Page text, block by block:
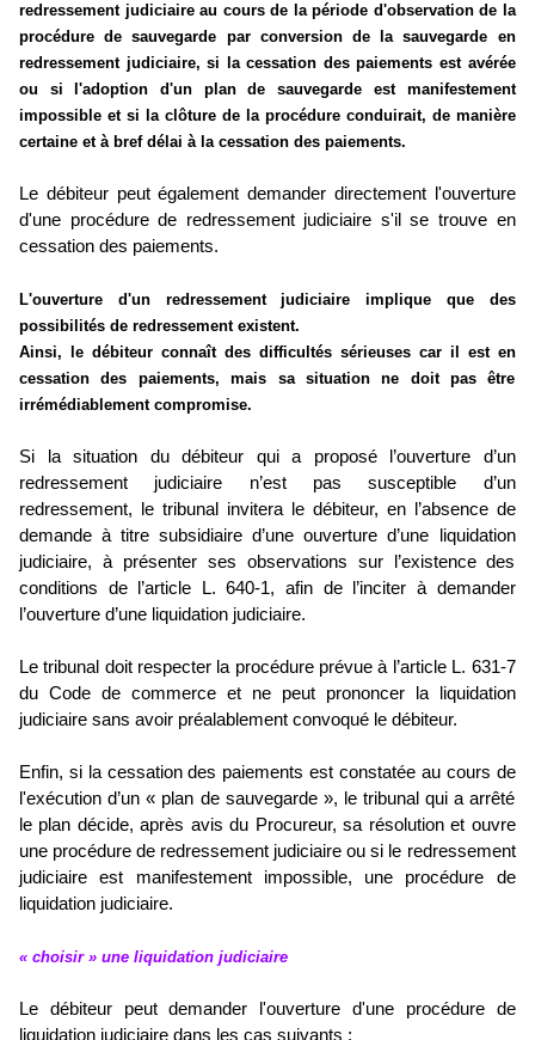
redressement judiciaire au cours de la période d'observation de la
procédure de sauvegarde par conversion de la sauvegarde en
redressement judiciaire, si la cessation des paiements est avérée
ou si l'adoption d'un plan de sauvegarde est manifestement
impossible et si la clôture de la procédure conduirait, de manière
certaine et à bref délai à la cessation des paiements.
Le débiteur peut également demander directement l'ouverture
d'une procédure de redressement judiciaire s'il se trouve en
cessation des paiements.
L'ouverture d'un redressement judiciaire implique que des
possibilités de redressement existent.
Ainsi, le débiteur connaît des difficultés sérieuses car il est en
cessation des paiements, mais sa situation ne doit pas être
irrémédiablement compromise.
Si la situation du débiteur qui a proposé l’ouverture d’un
redressement judiciaire n’est pas susceptible d’un
redressement, le tribunal invitera le débiteur, en l’absence de
demande à titre subsidiaire d’une ouverture d’une liquidation
judiciaire, à présenter ses observations sur l’existence des
conditions de l’article L. 640-1, afin de l’inciter à demander
l’ouverture d’une liquidation judiciaire.
Le tribunal doit respecter la procédure prévue à l’article L. 631-7
du Code de commerce et ne peut prononcer la liquidation
judiciaire sans avoir préalablement convoqué le débiteur.
Enfin, si la cessation des paiements est constatée au cours de
l'exécution d’un « plan de sauvegarde », le tribunal qui a arrêté
le plan décide, après avis du Procureur, sa résolution et ouvre
une procédure de redressement judiciaire ou si le redressement
judiciaire est manifestement impossible, une procédure de
liquidation judiciaire.
« choisir » une liquidation judiciaire
Le débiteur peut demander l'ouverture d'une procédure de
liquidation judiciaire dans les cas suivants :